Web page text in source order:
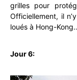
grilles pour
Officiellement, il
loués à Hong-
Jour 6: